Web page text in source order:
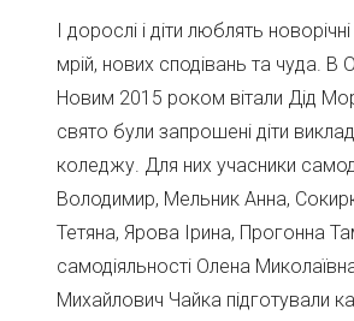
І дорослі і діти люблять
мрій, нових сподівань та чуда.
Новим 2015 роком вітали Дід
свято були запрошені діти
коледжу. Для них учасники
Володимир, Мельник Анна,
Тетяна, Ярова Ірина, Прогонна
самодіяльності Олена
Михайлович Чайка підготували